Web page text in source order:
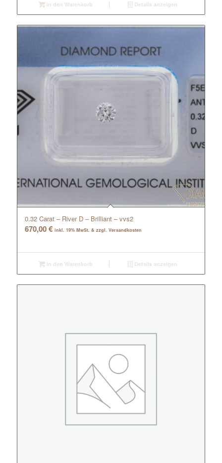
In den Warenkorb Details anzeigen
0.32 Carat – River D – Brilliant – vvs2
670,00€ inkl. 19% MwSt. & zzgl. Versandkosten
In den Warenkorb Details anzeigen